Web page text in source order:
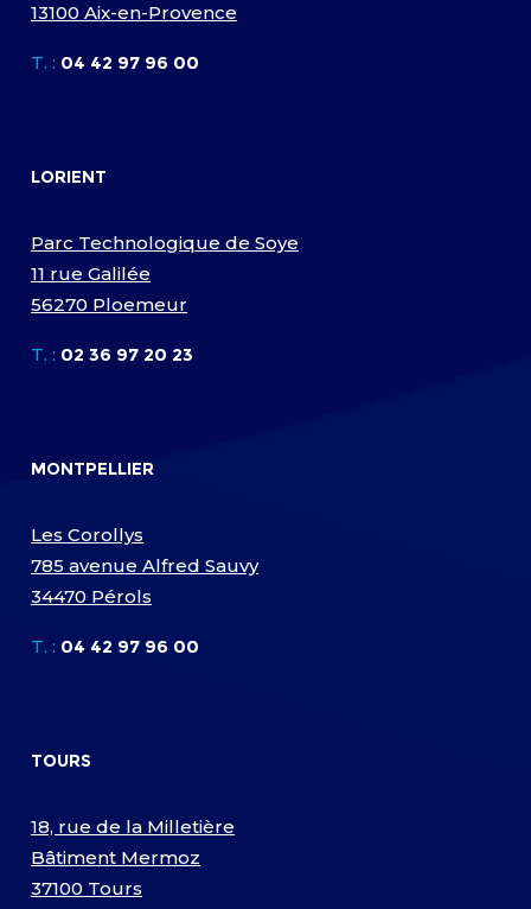
13100 Aix-en-Provence
T. : 04 42 97 96 00
LORIENT
Parc Technologique de Soye
11 rue Galilée
56270 Ploemeur
T. : 02 36 97 20 23
MONTPELLIER
Les Corollys
785 avenue Alfred Sauvy
34470 Pérols
T. : 04 42 97 96 00
TOURS
18, rue de la Milletière
Bâtiment Mermoz
37100 Tours